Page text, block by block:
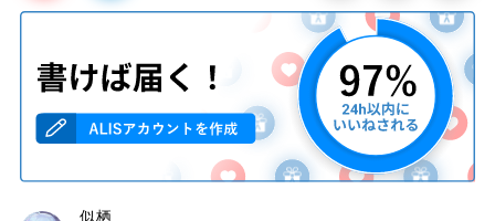
似栖